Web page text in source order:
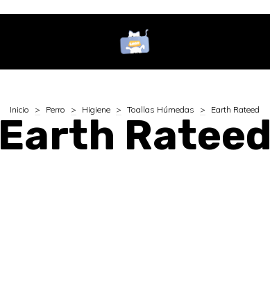
Inicio > Perro > Higiene > Toallas Húmedas > Earth Rateed
Earth Rateed